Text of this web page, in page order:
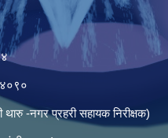
-नगर प्रहरी सहायक निरीक्षक)